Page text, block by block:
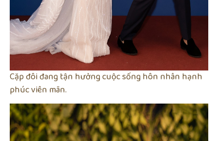
Cặp đôi đang tận hưởng cuộc sống hôn nhân hạnh
phúc viên mãn.